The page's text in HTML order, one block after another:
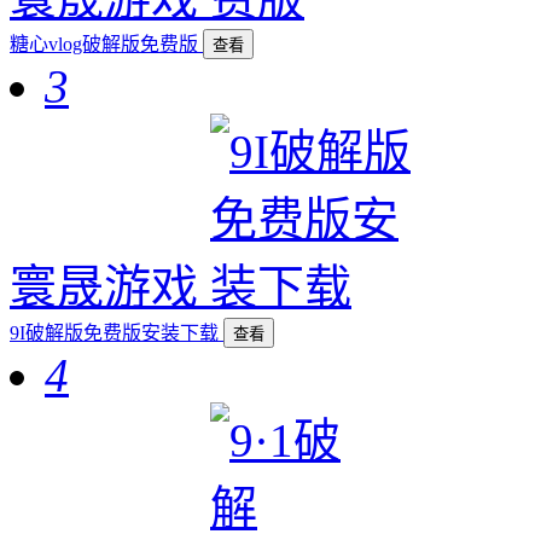
糖心vlog破解版免费版 查看
3
寰晟游戏
9I破解版免费版安装下载 查看
4